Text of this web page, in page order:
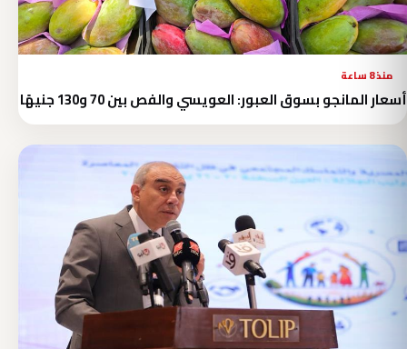
منذ 8 ساعة
أسعار المانجو بسوق العبور: العويسي والفص بين 70 و130 جنيهًا